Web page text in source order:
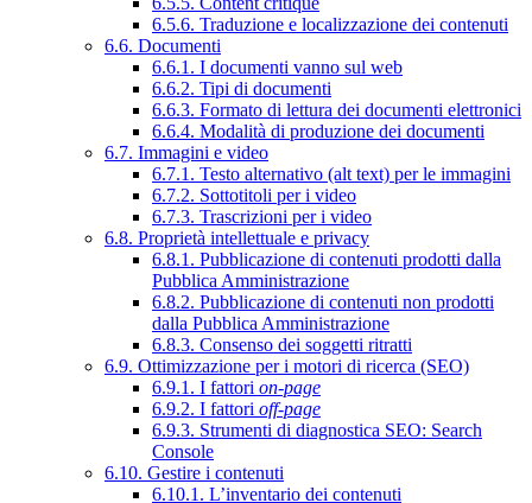
6.5.6. Traduzione e localizzazione dei contenuti
6.6. Documenti
6.6.1. I documenti vanno sul web
6.6.2. Tipi di documenti
6.6.3. Formato di lettura dei documenti elettronici
6.6.4. Modalità di produzione dei documenti
6.7. Immagini e video
6.7.1. Testo alternativo (alt text) per le immagini
6.7.2. Sottotitoli per i video
6.7.3. Trascrizioni per i video
6.8. Proprietà intellettuale e privacy
6.8.1. Pubblicazione di contenuti prodotti dalla
Pubblica Amministrazione
6.8.2. Pubblicazione di contenuti non prodotti
dalla Pubblica Amministrazione
6.8.3. Consenso dei soggetti ritratti
6.9. Ottimizzazione per i motori di ricerca (SEO)
6.9.1. I fattori on-page
6.9.2. I fattori off-page
6.9.3. Strumenti di diagnostica SEO: Search
Console
6.10. Gestire i contenuti
6.10.1. L’inventario dei contenuti